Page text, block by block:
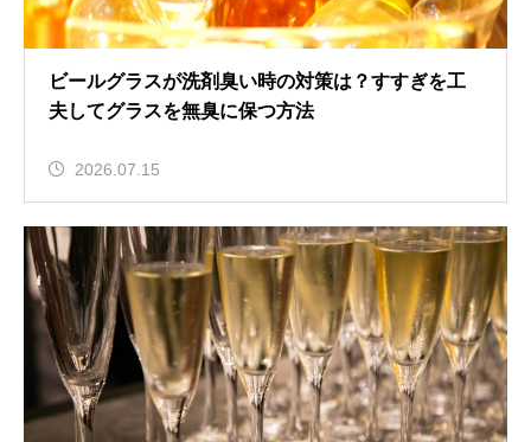
ビールグラスが洗剤臭い時の対策は？すすぎを工
夫してグラスを無臭に保つ方法
2026.07.15